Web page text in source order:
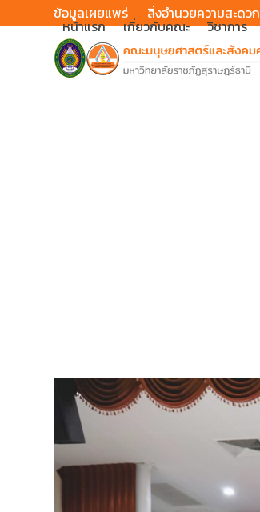
to
ข้อมูลเผยแพร่ สิ่งอำนวยความสะดวก
หน้าแรก เกี่ยวกับคณะ วิชาการ